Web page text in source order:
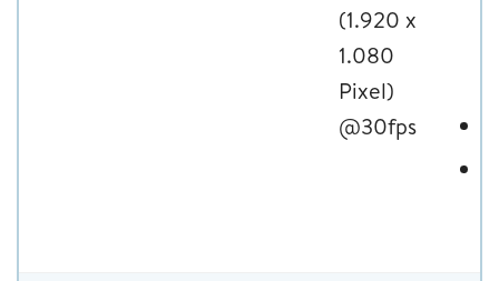
(1.920 x
1.080
Pixel)
@30fps